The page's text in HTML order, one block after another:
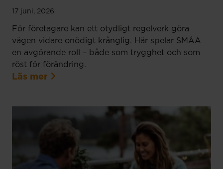
17 juni, 2026
För företagare kan ett otydligt regelverk göra
vägen vidare onödigt krånglig. Här spelar SMÅA
en avgörande roll – både som trygghet och som
röst för förändring.
Läs mer